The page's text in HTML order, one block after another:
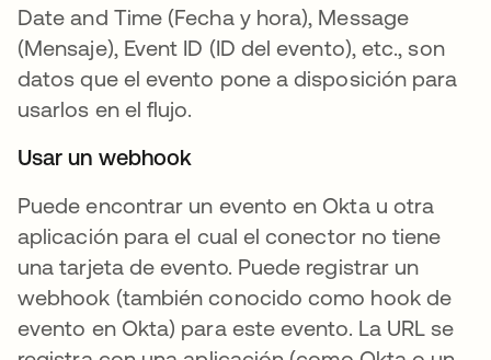
Date and Time (Fecha y hora), Message
(Mensaje), Event ID (ID del evento), etc., son
datos que el evento pone a disposición para
usarlos en el flujo.
Usar un webhook
Puede encontrar un evento en Okta u otra
aplicación para el cual el conector no tiene
una tarjeta de evento. Puede registrar un
webhook (también conocido como hook de
evento en Okta) para este evento. La URL se